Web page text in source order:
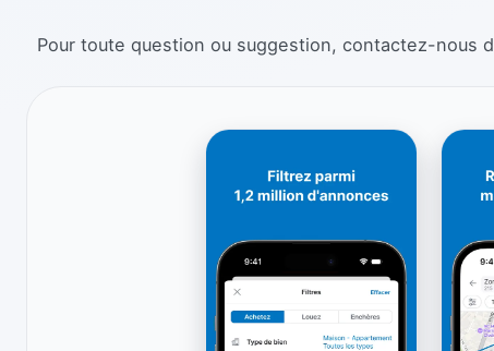
Pour toute question ou suggestion, contactez-nous